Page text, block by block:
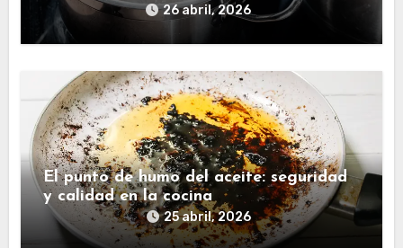
26 abril, 2026
El punto de humo del aceite: seguridad
y calidad en la cocina
25 abril, 2026